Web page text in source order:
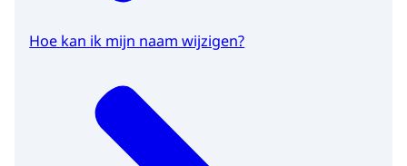
Hoe kan ik mijn naam wijzigen?